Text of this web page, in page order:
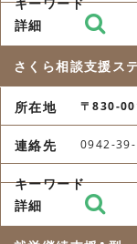
さくら相談支援ス
〒830-
0942-